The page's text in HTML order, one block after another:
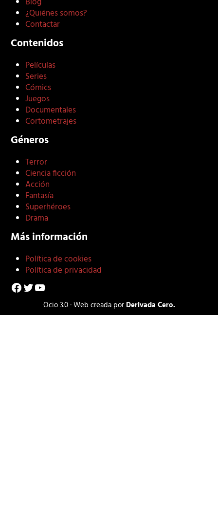
¿Quiénes somos?
Contactar
Contenidos
Películas
Series
Cómics
Juegos
Documentales
Cortometrajes
Géneros
Terror
Ciencia ficción
Acción
Fantasía
Superhéroes
Drama
Más información
Política de cookies
Política de privacidad
Facebook
Twitter
YouTube
Ocio 3.0 · Web creada por Derivada Cero.